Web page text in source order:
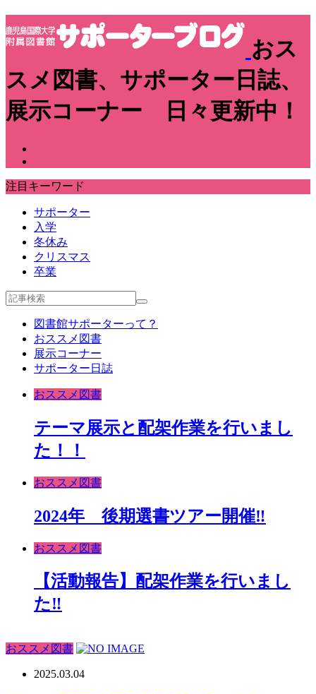
おス
スメ図書、サポーター日誌、
展示コーナー 日々更新中！
注目キーワード
サポーター
入学
冬休み
クリスマス
卒業
図書館サポーターって？
おススメ図書
展示コーナー
サポーター日誌
おススメ図書
テーマ展示と配架作業を行いまし
た！！
おススメ図書
2024年 後期選書ツアー開催‼
おススメ図書
【活動報告】配架作業を行いまし
た‼
おススメ図書
2025.03.04